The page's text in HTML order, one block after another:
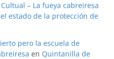
– La fueya cabreiresa
estado de la protección de
pero la escuela de
en Quintanilla de